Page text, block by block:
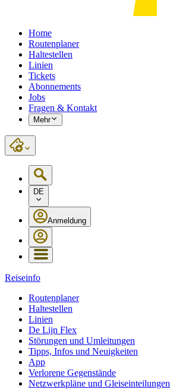
Home
Routenplaner
Haltestellen
Linien
Tickets
Abonnements
Jobs
Fragen & Kontakt
Mehr
DE
Anmeldung
Reiseinfo
Routenplaner
Haltestellen
Linien
De Lijn Flex
Störungen und Umleitungen
Tipps, Infos und Neuigkeiten
App
Verlorene Gegenstände
Netzwerkpläne und Gleiseinteilungen